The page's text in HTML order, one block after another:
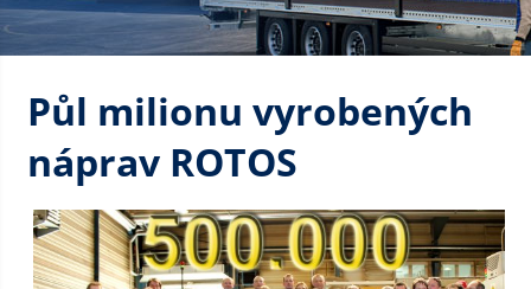
Půl milionu vyrobených
náprav ROTOS